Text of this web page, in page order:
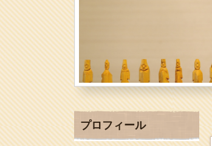
プロフィール